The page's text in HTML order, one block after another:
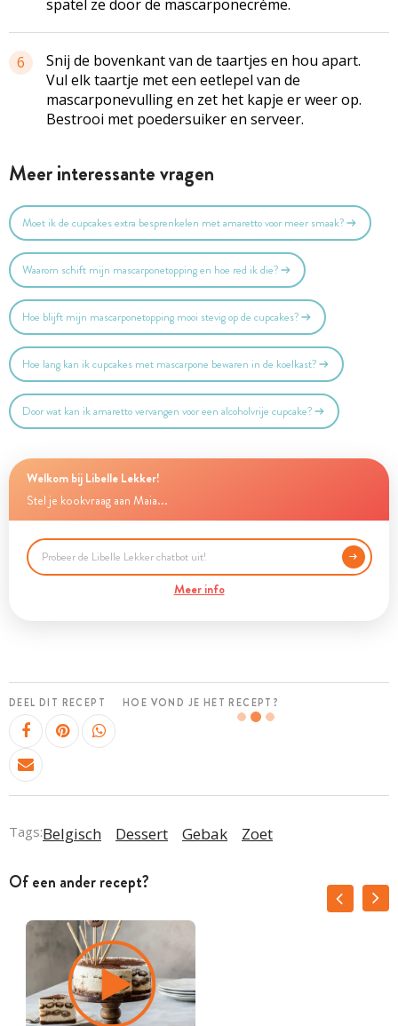
spatel ze door de mascarponecrème.
6
Snij de bovenkant van de taartjes en hou apart.
Vul elk taartje met een eetlepel van de
mascarponevullingen zet het kapje er weer op.
Bestrooi met poedersuiker en serveer.
Meer interessante vragen
Moet ik de cupcakes extra besprenkelen met amaretto voor meer smaak?
Waarom schift mijn mascarponetopping en hoe red ik die?
Hoe blijft mijn mascarponetopping mooi stevig op de cupcakes?
Hoe lang kan ik cupcakes met mascarpone bewaren in de koelkast?
Door wat kan ik amaretto vervangen voor een alcoholvrije cupcake?
Welkom bij Libelle Lekker!
Stel je kookvraag aan Maia...
Meer info
DEEL DIT RECEPT HOE VOND JE HET RECEPT?
Tags:Belgisch Dessert Gebak Zoet
Of een ander recept?